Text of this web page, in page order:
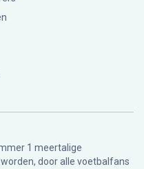
1 meertalige
door alle voetbalfans